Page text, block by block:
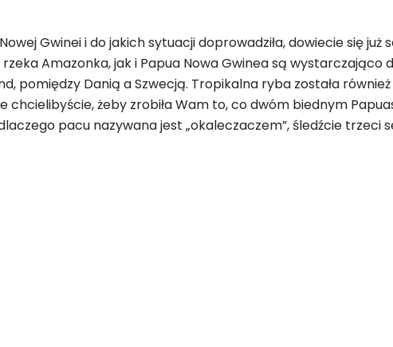
Gwinei i do jakich sytuacji doprowadziła, dowiecie się
Amazonka, jak i Papua Nowa Gwinea są wystarczająco
pomiędzy Danią a Szwecją. Tropikalna ryba została
chcielibyście, żeby zrobiła Wam to, co dwóm biednym
pacu nazywana jest „okaleczaczem”, śledźcie trzeci